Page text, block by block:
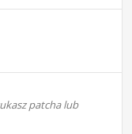
patcha lub